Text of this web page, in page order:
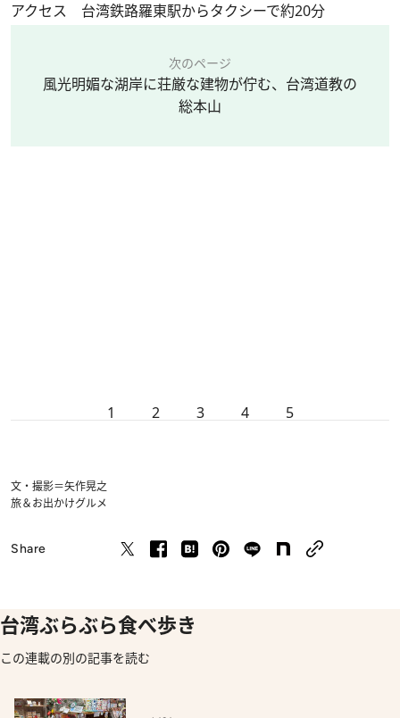
アクセス 台湾鉄路羅東駅からタクシーで約20分
次のページ
風光明媚な湖岸に荘厳な建物が佇む、台湾道教の
総本山
1 2 3 4 5
文・撮影＝矢作晃之
旅＆お出かけグルメ
Share
台湾ぶらぶら食べ歩き
この連載の別の記事を読む